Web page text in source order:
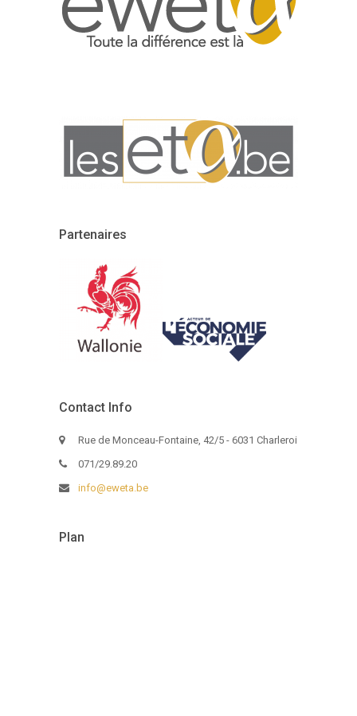
Partenaires
Contact Info
Rue de Monceau-Fontaine, 42/5 - 6031 Charleroi
071/29.89.20
info@eweta.be
Plan